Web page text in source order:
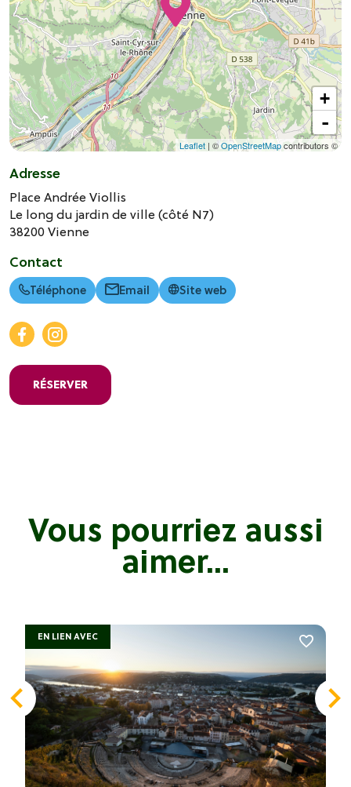
+
-
Leaflet | ©OpenStreetMapcontributors ©
Adresse
Place Andrée Viollis
Le long du jardin de ville (côté N7)
38200Vienne
Contact
Téléphone Email Site web
RÉSERVER
Vous pourriez aussi
aimer...
EN LIEN AVEC